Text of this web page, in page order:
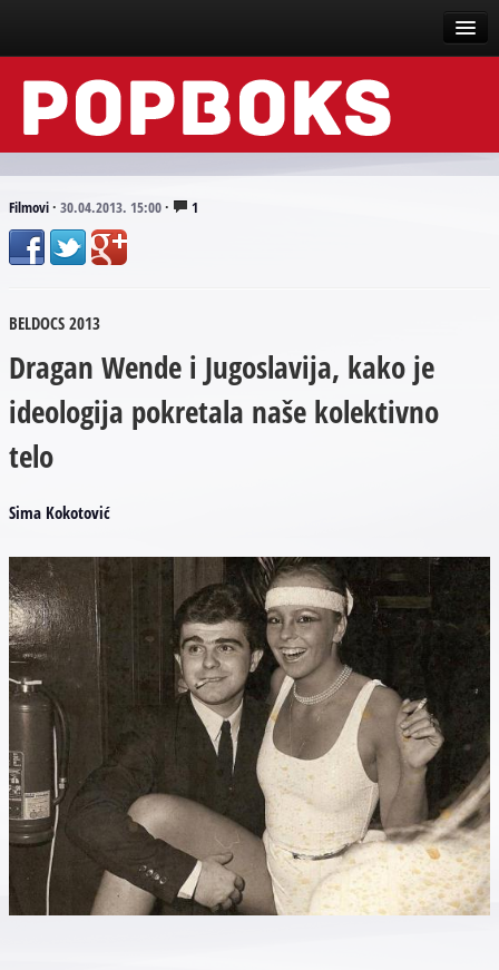
Vesti
Događaji
Tekstovi
Scena
Arhive
Filmovi· 30.04.2013. 15:00· 1
BELDOCS 2013
Dragan Wende i Jugoslavija, kako je
ideologija pokretala naše kolektivno
telo
Sima Kokotović